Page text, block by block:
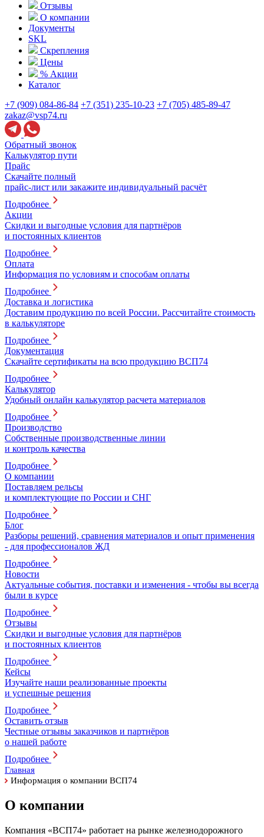
Отзывы
О компании
Документы
SKL
Скрепления
Цены
% Акции
Каталог
+7 (909) 084-86-84 +7 (351) 235-10-23 +7 (705) 485-89-47
zakaz@vsp74.ru
Обратный звонок
Калькулятор пути
Прайс
Скачайте полный
прайс-лист или закажите индивидуальный расчёт
Подробнее
Акции
Скидки и выгодные условия для партнёров
и постоянных клиентов
Подробнее
Оплата
Информация по условиям и способам оплаты
Подробнее
Доставка и логистика
Доставим продукцию по всей России. Рассчитайте стоимость
в калькуляторе
Подробнее
Документация
Скачайте сертификаты на всю продукцию ВСП74
Подробнее
Калькулятор
Удобный онлайн калькулятор расчета материалов
Подробнее
Производство
Собственные производственные линии
и контроль качества
Подробнее
О компании
Поставляем рельсы
и комплектующие по России и СНГ
Подробнее
Блог
Разборы решений, сравнения материалов и опыт применения
- для профессионалов ЖД
Подробнее
Новости
Актуальные события, поставки и изменения - чтобы вы всегда
были в курсе
Подробнее
Отзывы
Скидки и выгодные условия для партнёров
и постоянных клиентов
Подробнее
Кейсы
Изучайте наши реализованные проекты
и успешные решения
Подробнее
Оставить отзыв
Честные отзывы заказчиков и партнёров
о нашей работе
Подробнее
Главная
Информация о компании ВСП74
О компании
Компания «ВСП74» работает на рынке железнодорожного